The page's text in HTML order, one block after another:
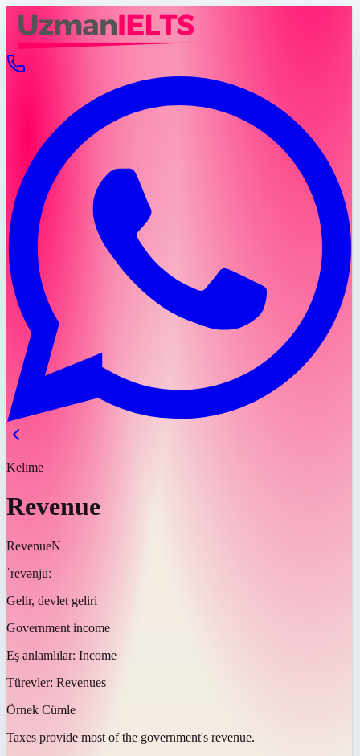
Kelime
Revenue
RevenueN
ˈrevənjuː
Gelir, devlet geliri
Government income
Eş anlamlılar: Income
Türevler: Revenues
Örnek Cümle
Taxes provide most of the government's revenue.